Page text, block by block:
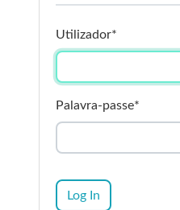
Utilizador*
Palavra-passe*
Log In